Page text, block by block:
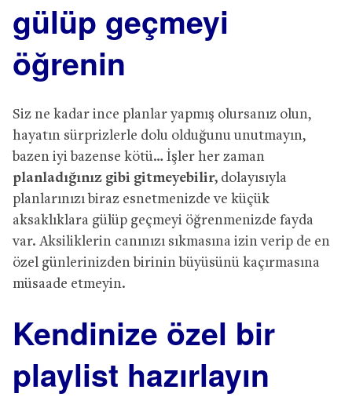
gülüp geçmeyi
öğrenin
Siz ne kadar ince planlar yapmış olursanız olun,
hayatın sürprizlerle dolu olduğunu unutmayın,
bazen iyi bazense kötü… İşler her zaman
planladığınız gibi gitmeyebilir, dolayısıyla
planlarınızı biraz esnetmenizde ve küçük
aksaklıklara gülüp geçmeyi öğrenmenizde fayda
var. Aksiliklerin canınızı sıkmasına izin verip de en
özel günlerinizden birinin büyüsünü kaçırmasına
müsaade etmeyin.
Kendinize özel bir
playlist hazırlayın